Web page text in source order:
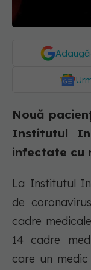
Nouă
Institutul
infectate cu
La Institutul
de
cadre
14 cadre
care un